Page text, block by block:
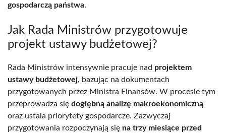
gospodarczą państwa.
Jak Rada Ministrów przygotowuje
projekt ustawy budżetowej?
Rada Ministrów intensywnie pracuje nad projektem
ustawy budżetowej, bazując na dokumentach
przygotowanych przez Ministra Finansów. W procesie tym
przeprowadza się dogłębną analizę makroekonomiczną
oraz ustala priorytety gospodarcze. Zazwyczaj
przygotowania rozpoczynają się na trzy miesiące przed